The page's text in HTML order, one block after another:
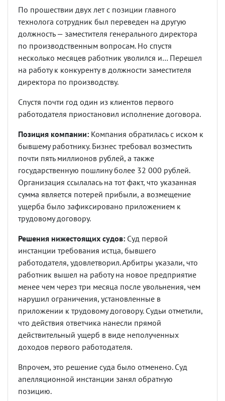
По прошествии двух лет с позиции главного
технолога сотрудник был переведен на другую
должность — заместителя генерального директора
по производственным вопросам. Но спустя
несколько месяцев работник уволился и… Перешел
на работу к конкуренту в должности заместителя
директора по производству.
Спустя почти год один из клиентов первого
работодателя приостановил исполнение договора.
Позиция компании: Компания обратилась с иском к
бывшему работнику. Бизнес требовал возместить
почти пять миллионов рублей, а также
государственную пошлину более 32 000 рублей.
Организация ссылалась на тот факт, что указанная
сумма является потерей прибыли, а возмещение
ущерба было зафиксировано приложением к
трудовому договору.
Решения нижестоящих судов: Суд первой
инстанции требования истца, бывшего
работодателя, удовлетворил. Арбитры указали, что
работник вышел на работу на новое предприятие
менее чем через три месяца после увольнения, чем
нарушил ограничения, установленные в
приложении к трудовому договору. Судьи отметили,
что действия ответчика нанесли прямой
действительный ущерб в виде неполученных
доходов первого работодателя.
Впрочем, это решение суда было отменено. Суд
апелляционной инстанции занял обратную
позицию.